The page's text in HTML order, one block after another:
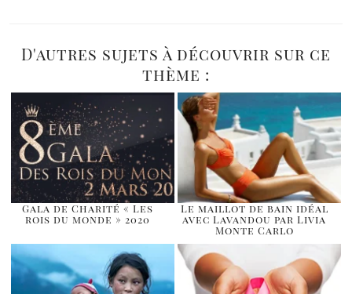
D'autres sujets à découvrir sur ce
thème :
Gala de Charité « Les
rois du monde » 2020
Le maillot de bain idéal
avec Lavandou par Livia
Monte Carlo